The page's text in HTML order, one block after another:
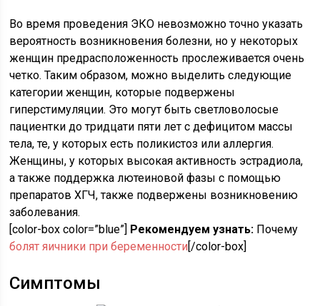
Во время проведения ЭКО невозможно точно указать
вероятность возникновения болезни, но у некоторых
женщин предрасположенность прослеживается очень
четко. Таким образом, можно выделить следующие
категории женщин, которые подвержены
гиперстимуляции. Это могут быть светловолосые
пациентки до тридцати пяти лет с дефицитом массы
тела, те, у которых есть поликистоз или аллергия.
Женщины, у которых высокая активность эстрадиола,
а также поддержка лютеиновой фазы с помощью
препаратов ХГЧ, также подвержены возникновению
заболевания.
[color-box color=”blue”] Рекомендуем узнать: Почему
болят яичники при беременности [/color-box]
Симптомы